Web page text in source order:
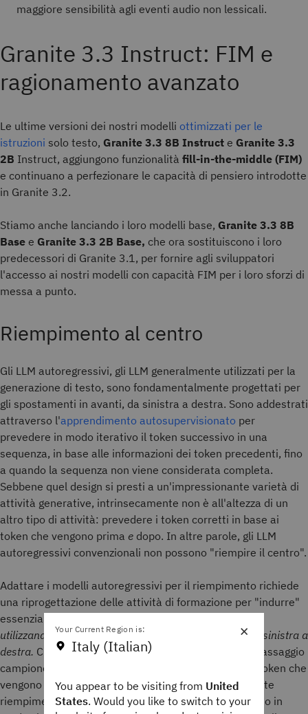
maggiore sensibilità agli eventi audio non lessicali.
Granite 3.3 Instruct: FIM e
ragionamento avanzato
Le ultime versioni dei nostri modelli ottimizzati per le
istruzioni solo testo, Granite 3.3 8B Instruct e Granite 3.3
2B Instruct, aggiungono funzionalità fill-in-the-middle (FIM)
e continuano a perfezionare le capacità di pensiero introdotte
in Granite 3.2.
Stiamo anche lanciando i loro modelli base, Granite 3.3 8B
Base e Granite 3.3 2B Base, che ora sostituiscono i loro
predecessori di Granite 3.1, per fornire agli sviluppatori
l'accesso ai nostri modelli con capacità FIM per i loro sforzi di
messa a punto.
Riempimento al centro
Gli LLM autoregressivi, gli LLM generalmente utilizzati per la
generazione di testo, sono fondamentalmente progettati per
gli spostamenti in avanti, da sinistra a destra. Sono addestrati
attraverso l'apprendimento autosupervisionato per
prevedere in modo iterativo il token successivo in una
sequenza, in base alle informazioni dei token precedenti, fino
a quando la sequenza non viene considerata completa.
Sebbene quel design si presti a un'impressionante varietà di
attività generative, intrinsecamente non è all'altezza di un
altro tipo di attività: prevedere i token corretti in base ai
token che vengono prima e dopo. In altre parole, gli LLM
autoregressivi convenzionali non possono "riempire il centro".
Adattare i modelli autoregressivi per il riempimento richiede
una riprogettazione delle attività di formazione per "indurre"
essenzialmente l'LLM a prevedere i token nel mezzo
utilizzando la sua capacità intrinseca di previsione da sinistra a
destra. Ciò richiede generalmente la divisione di un passaggio
campione in
(i token che
vengono dopo) ecentro(i token da prevedere mediante
riempimento), quindi occorre riorganizzare il passaggio in
×
Your Current Region is:
Italy (Italian)
You appear to be visiting from United
States. Would you like to switch to your